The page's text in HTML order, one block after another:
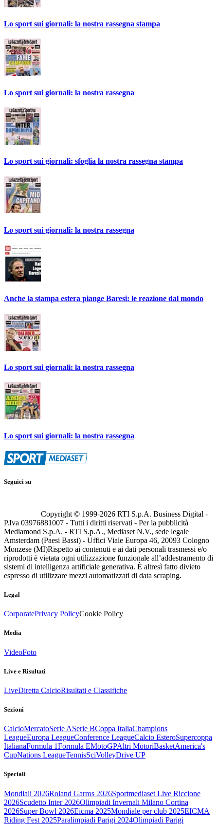
Lo sport sui giornali: la nostra rassegna stampa
Lo sport sui giornali: la nostra rassegna
Lo sport sui giornali: sfoglia la nostra rassegna stampa
Lo sport sui giornali: la nostra rassegna
Anche la stampa estera piange Baresi: le reazione dal mondo
Lo sport sui giornali: la nostra rassegna
Lo sport sui giornali: la nostra rassegna
Seguici su
Copyright © 1999-2026 RTI S.p.A. Business Digital -
P.Iva 03976881007 - Tutti i diritti riservati - Per la pubblicità
Mediamond S.p.A. - RTI S.p.A., Mediaset N.V., sede legale
Amsterdam (Paesi Bassi) - Uffici Viale Europa 46, 20093 Cologno
Monzese (MI)Rispetto ai contenuti e ai dati personali trasmessi e/o
riprodotti è vietata ogni utilizzazione funzionale all’addestramento di
sistemi di intelligenza artificiale generativa. È altresì fatto divieto
espresso di utilizzare mezzi automatizzati di data scraping.
Legal
CorporatePrivacy PolicyCookie Policy
Media
VideoFoto
Live e Risultati
LiveDiretta CalcioRisultati e Classifiche
Sezioni
CalcioMercatoSerie ASerie BCoppa ItaliaChampions
LeagueEuropa LeagueConference LeagueCalcio EsteroSupercoppa
ItalianaFormula 1Formula EMotoGPAltri MotoriBasketAmerica's
CupNations LeagueTennisSciVolleyDrive UP
Speciali
Mondiali 2026Roland Garros 2026Sportmediaset Live Riccione
2026Scudetto Inter 2026Olimpiadi Invernali Milano Cortina
2026Super Bowl 2026Eicma 2025Mondiale per club 2025EICMA
Riding Fest 2025Paralimpiadi Parigi 2024Olimpiadi Parigi